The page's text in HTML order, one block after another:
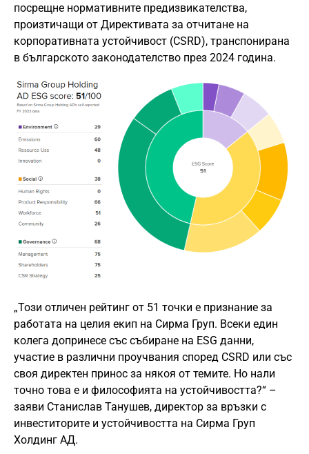
посрещне нормативните предизвикателства,
произтичащи от Директивата за отчитане на
корпоративната устойчивост (CSRD), транспонирана
в българското законодателство през 2024 година.
„Този отличен рейтинг от 51 точки е признание за
работата на целия екип на Сирма Груп. Всеки един
колега допринесе със събиране на ESG данни,
участие в различни проучвания според CSRD или със
своя директен принос за някоя от темите. Но нали
точно това е и философията на устойчивостта?“ –
заяви Станислав Танушев, директор за връзки с
инвеститорите и устойчивостта на Сирма Груп
Холдинг АД.